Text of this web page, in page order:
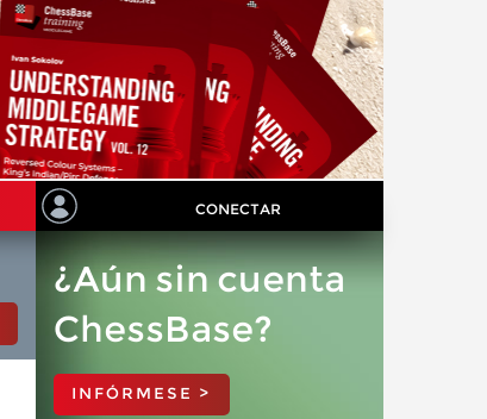
CONECTAR
¿Aún sin cuenta
ChessBase?
INFÓRMESE >